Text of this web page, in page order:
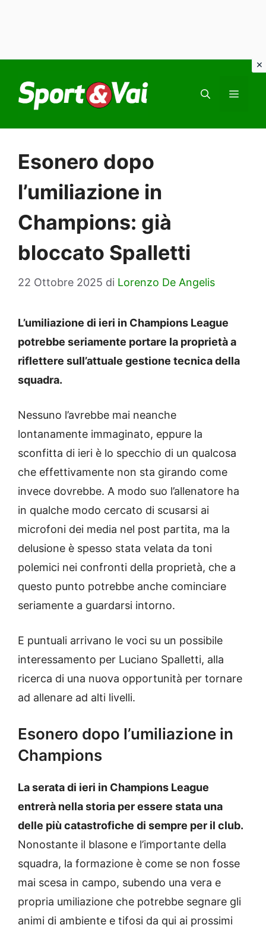
contenuto
Esonero dopo
l’umiliazione in
Champions: già
bloccato Spalletti
22 Ottobre 2025 di Lorenzo De Angelis
L’umiliazione di ieri in Champions League
potrebbe seriamente portare la proprietà a
riflettere sull’attuale gestione tecnica della
squadra.
Nessuno l’avrebbe mai neanche
lontanamente immaginato, eppure la
sconfitta di ieri è lo specchio di un qualcosa
che effettivamente non sta girando come
invece dovrebbe. A modo suo l’allenatore ha
in qualche modo cercato di scusarsi ai
microfoni dei media nel post partita, ma la
delusione è spesso stata velata da toni
polemici nei confronti della proprietà, che a
questo punto potrebbe anche cominciare
seriamente a guardarsi intorno.
E puntuali arrivano le voci su un possibile
interessamento per Luciano Spalletti, alla
ricerca di una nuova opportunità per tornare
ad allenare ad alti livelli.
Esonero dopo l’umiliazione in
Champions
La serata di ieri in Champions League
entrerà nella storia per essere stata una
delle più catastrofiche di sempre per il club.
Nonostante il blasone e l’importante della
squadra, la formazione è come se non fosse
mai scesa in campo, subendo una vera e
propria umiliazione che potrebbe segnare gli
animi di ambiente e tifosi da qui ai prossimi